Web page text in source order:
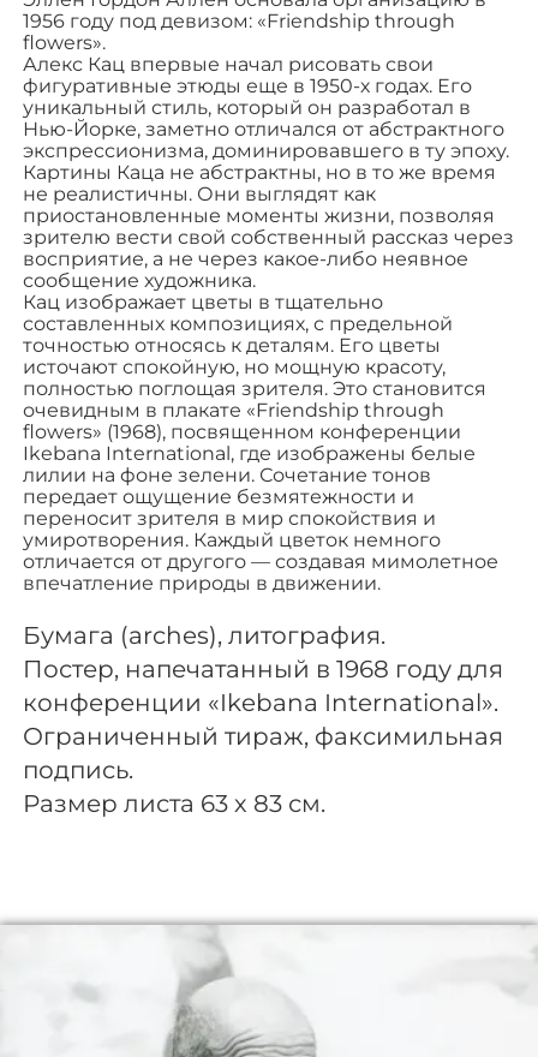
1956 году под девизом: «Friendship through
flowers».
Алекс Кац впервые начал рисовать свои
фигуративные этюды еще в 1950-х годах. Его
уникальный стиль, который он разработал в
Нью-Йорке, заметно отличался от абстрактного
экспрессионизма, доминировавшего в ту эпоху.
Картины Каца не абстрактны, но в то же время
не реалистичны. Они выглядят как
приостановленные моменты жизни, позволяя
зрителю вести свой собственный рассказ через
восприятие, а не через какое-либо неявное
сообщение художника.
Кац изображает цветы в тщательно
составленных композициях, с предельной
точностью относясь к деталям. Его цветы
источают спокойную, но мощную красоту,
полностью поглощая зрителя. Это становится
очевидным в плакате «Friendship through
flowers» (1968), посвященном конференции
Ikebana International, где изображены белые
лилии на фоне зелени. Сочетание тонов
передает ощущение безмятежности и
переносит зрителя в мир спокойствия и
умиротворения. Каждый цветок немного
отличается от другого — создавая мимолетное
впечатление природы в движении.
Бумага (arches), литография.
Постер, напечатанный в 1968 году для
конференции «Ikebana International».
Ограниченный тираж, факсимильная
подпись.
Размер листа 63 х 83 см.